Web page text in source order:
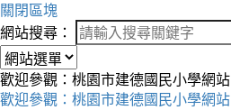
關閉區塊
網站搜尋：
歡迎參觀：桃園市建德國民小學網站
歡迎參觀：桃園市建德國民小學網站